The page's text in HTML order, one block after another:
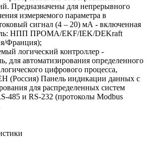
Предназначены для непрерывного
измеряемого параметра в
сигнал (4 – 20) мА - включенная
НПП ПРОМА/EKF/IEK/DEKraft
Франция);
логический контроллер -
для автоматизирования определенного
цифрового процесса,
(Россия) Панель индикации данных с
для распределенных систем
485 и RS-232 (протоколы Modbus